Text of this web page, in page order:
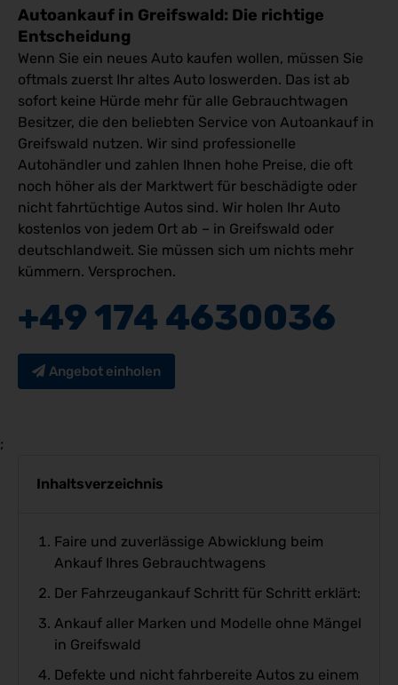
Autoankauf in Greifswald: Die richtige
Entscheidung
Wenn Sie ein neues Auto kaufen wollen, müssen Sie
oftmals zuerst Ihr altes Auto loswerden. Das ist ab
sofort keine Hürde mehr für alle Gebrauchtwagen
Besitzer, die den beliebten Service von Autoankauf in
Greifswald nutzen. Wir sind professionelle
Autohändler und zahlen Ihnen hohe Preise, die oft
noch höher als der Marktwert für beschädigte oder
nicht fahrtüchtige Autos sind. Wir holen Ihr Auto
kostenlos von jedem Ort ab – in Greifswald oder
deutschlandweit. Sie müssen sich um nichts mehr
kümmern. Versprochen.
+49 174 4630036
Angebot einholen
;
Inhaltsverzeichnis
Faire und zuverlässige Abwicklung beim
Ankauf Ihres Gebrauchtwagens
Der Fahrzeugankauf Schritt für Schritt erklärt:
Ankauf aller Marken und Modelle ohne Mängel
in Greifswald
Defekte und nicht fahrbereite Autos zu einem